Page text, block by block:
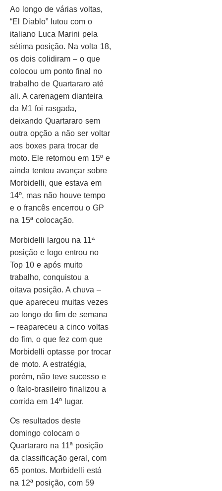
Ao longo de várias voltas,
“El Diablo” lutou com o
italiano Luca Marini pela
sétima posição. Na volta 18,
os dois colidiram – o que
colocou um ponto final no
trabalho de Quartararo até
ali. A carenagem dianteira
da M1 foi rasgada,
deixando Quartararo sem
outra opção a não ser voltar
aos boxes para trocar de
moto. Ele retornou em 15º e
ainda tentou avançar sobre
Morbidelli, que estava em
14º, mas não houve tempo
e o francês encerrou o GP
na 15ª colocação.
Morbidelli largou na 11ª
posição e logo entrou no
Top 10 e após muito
trabalho, conquistou a
oitava posição. A chuva –
que apareceu muitas vezes
ao longo do fim de semana
– reapareceu a cinco voltas
do fim, o que fez com que
Morbidelli optasse por trocar
de moto. A estratégia,
porém, não teve sucesso e
o ítalo-brasileiro finalizou a
corrida em 14º lugar.
Os resultados deste
domingo colocam o
Quartararo na 11ª posição
da classificação geral, com
65 pontos. Morbidelli está
na 12ª posição, com 59